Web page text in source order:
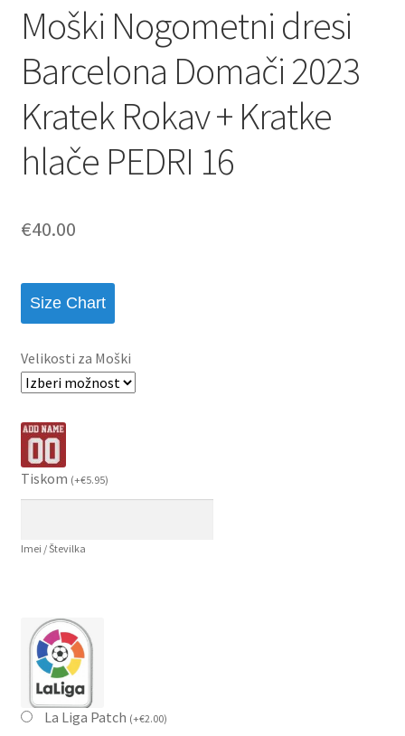
Moški Nogometni dresi
Barcelona Domači 2023
Kratek Rokav + Kratke
hlače PEDRI 16
€40.00
Size Chart
Velikosti za Moški
Tiskom (+€5.95)
Imei / Številka
La Liga Patch (+€2.00)